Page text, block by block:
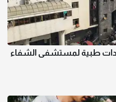
طبية لمستشفى الشفاء